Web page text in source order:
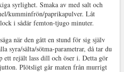
syrlighet. Smaka av med salt och
kumminfrön/paprikapulver. Låt
i sådär femton-tjugo minuter.
när den gått en stund för sig själv
syra/sälta/sötma-parametrar, då tar du
ett rejält lass dill och öser i. Detta gör
Plötsligt går maten från murrigt